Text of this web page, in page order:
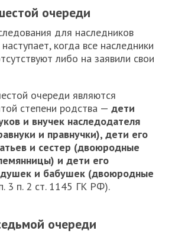
очереди
для наследников
когда все наследники
либо на заявили свои
очереди являются
степени родства —дети
и внучек наследодателя
и правнучки), дети его
и сестер (двоюродные
и дети его
и бабушек (двоюродные
3 п. 2 ст. 1145 ГК РФ).
очереди